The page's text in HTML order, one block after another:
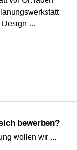
Design …
bewerben?
wollen wir ...